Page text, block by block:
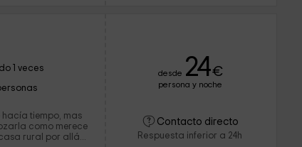
1 veces
tiempo, mas
como merece
rural por allá
desde 24€
persona y noche
Contacto directo
Respuesta inferior a 24h